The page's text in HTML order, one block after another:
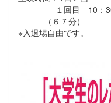
１回目 10：30
（６７分）
※入退場自由です。